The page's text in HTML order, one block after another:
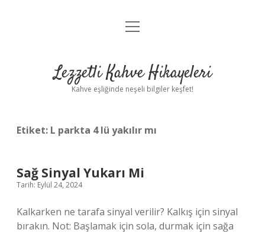
Anasayfa
Yasal Uyarı
menüyü
Lezzetli Kahve Hikayeleri
Kahve eşliğinde neşeli bilgiler keşfet!
Etiket: L parkta 4 lü yakılır mı
Sağ Sinyal Yukarı Mi
Tarih: Eylül 24, 2024
Kalkarken ne tarafa sinyal verilir? Kalkış için sinyal
bırakın. Not: Başlamak için sola, durmak için sağa